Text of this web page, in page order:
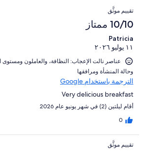
تقييمات
النزلاء
من
تقييمات
النزلاء
من
أصل
1364
من
تقييمات
النزلاء
التقييمات
تقييم موثَّق
10/10 ممتاز
Patricia
١١ يوليو ٢٠٢٦
و⁦حالة المنشأة ومرافقها⁩
الترجمة باستخدام Google
Very delicious breakfast
أقام ليلتين (2) في شهر يونيو عام 2026
0
تقييم موثَّق